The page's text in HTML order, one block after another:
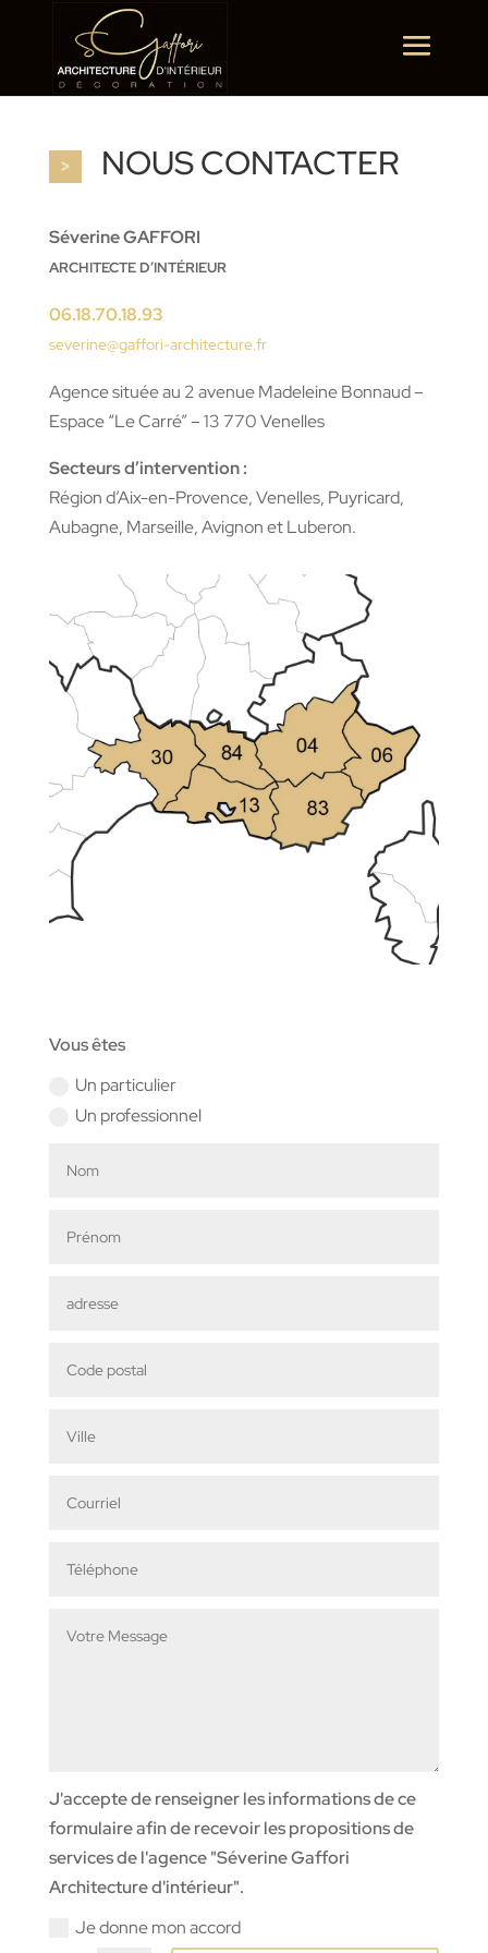
NOUS CONTACTER
Séverine GAFFORI
ARCHITECTE D’INTÉRIEUR
06.18.70.18.93
severine@gaffori-architecture.fr
Agence située au 2 avenue Madeleine Bonnaud –
Espace “Le Carré” – 13 770 Venelles
Secteurs d’intervention :
Région d’Aix-en-Provence, Venelles, Puyricard,
Aubagne, Marseille, Avignon et Luberon.
Vous êtes
Un particulier
Un professionnel
J'accepte de renseigner les informations de ce
formulaire afin de recevoir les propositions de
services de l'agence "Séverine Gaffori
Architecture d'intérieur".
Je donne mon accord